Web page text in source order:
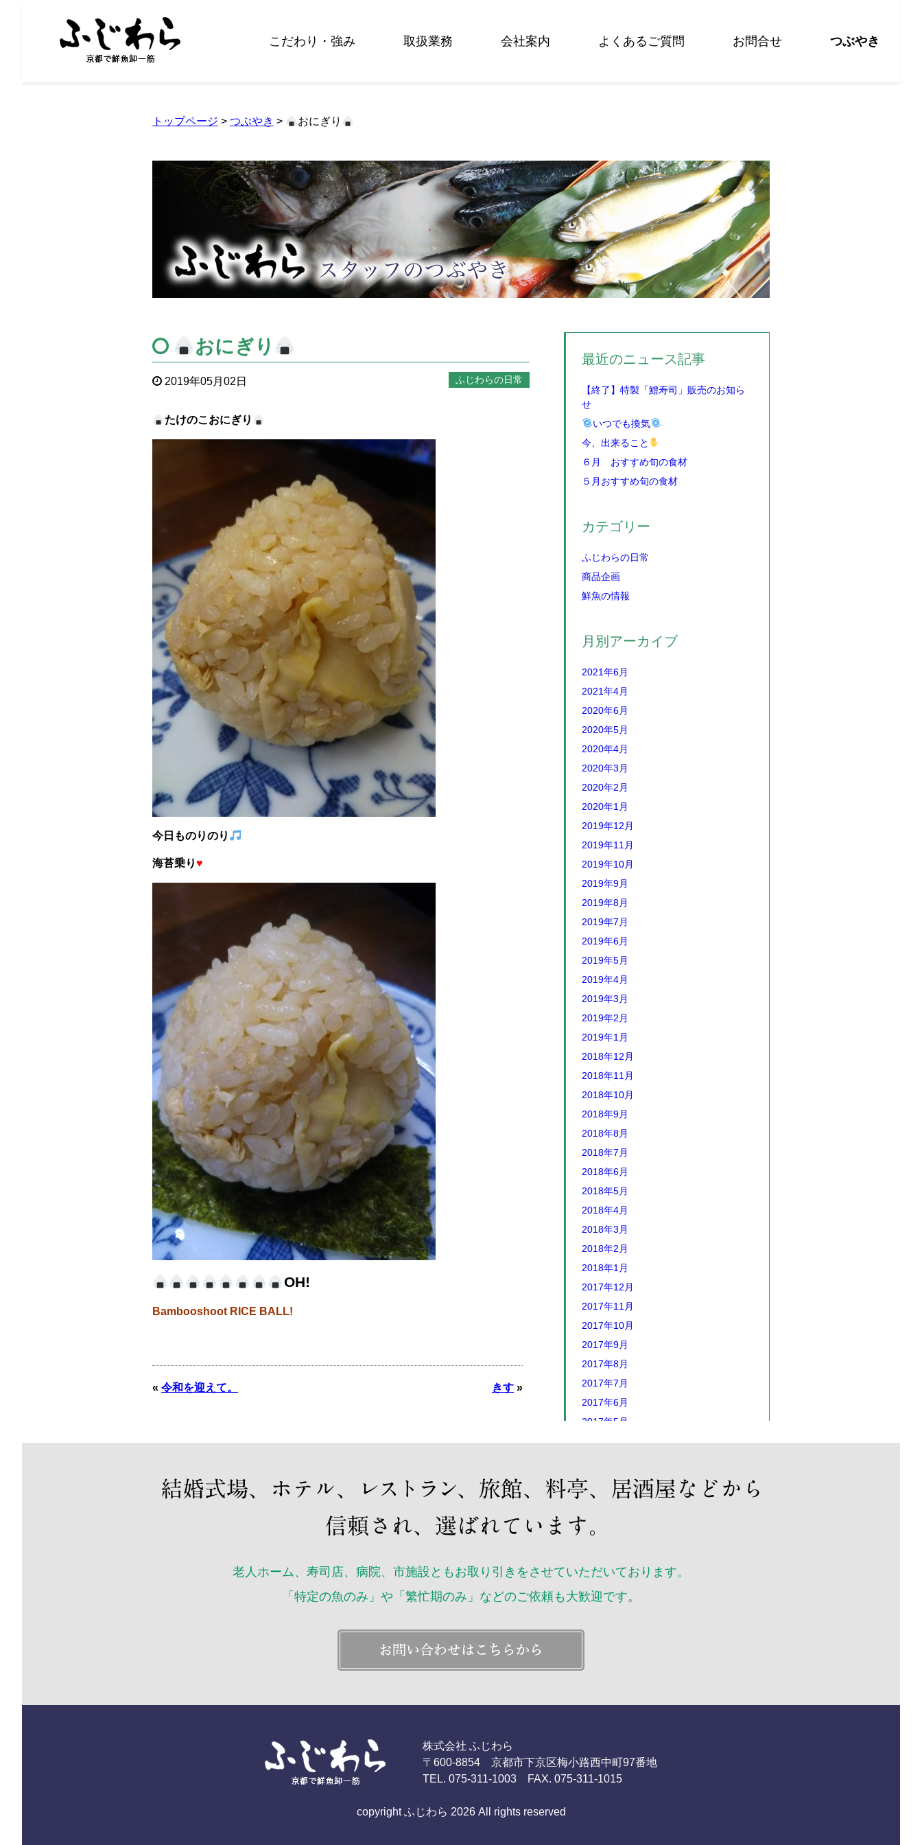
こだわり・強み 取扱業務 会社案内 よくあるご質問 お問合せ つぶやき
トップページ > つぶやき > おにぎり
おにぎり
2019年05月02日 ふじわらの日常
たけのこおにぎり
今日ものりのり
海苔乗り♥
OH!
Bambooshoot RICE BALL!
« 令和を迎えて。 きす »
最近のニュース記事
【終了】特製「鱧寿司」販売のお知ら
せ
いつでも換気
今、出来ること
６月 おすすめ旬の食材
５月おすすめ旬の食材
カテゴリー
ふじわらの日常
商品企画
鮮魚の情報
月別アーカイブ
2021年6月
2021年4月
2020年6月
2020年5月
2020年4月
2020年3月
2020年2月
2020年1月
2019年12月
2019年11月
2019年10月
2019年9月
2019年8月
2019年7月
2019年6月
2019年5月
2019年4月
2019年3月
2019年2月
2019年1月
2018年12月
2018年11月
2018年10月
2018年9月
2018年8月
2018年7月
2018年6月
2018年5月
2018年4月
2018年3月
2018年2月
2018年1月
2017年12月
2017年11月
2017年10月
2017年9月
2017年8月
2017年7月
2017年6月
2017年5月
2017年4月
2017年2月
2017年1月
2016年12月
2016年11月
老人ホーム、寿司店、病院、市施設ともお取り引きをさせていただいております。
「特定の魚のみ」や「繁忙期のみ」などのご依頼も大歓迎です。
株式会社 ふじわら
〒600-8854 京都市下京区梅小路西中町97番地
TEL. 075-311-1003 FAX. 075-311-1015
copyright ふじわら 2026 All rights reserved